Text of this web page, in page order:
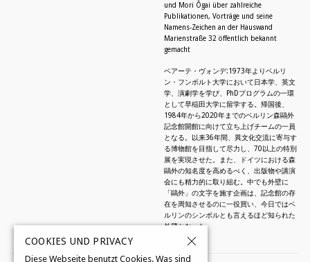
und Mori Ôgai über zahlreiche
Publikationen, Vorträge und seine
Namens-Zeichen an der Hauswand
Marienstraße 32 öffentlich bekannt
gemacht
ベアーテ・ヴォンデ:1973年よりベルリ
ン・フンボルト大学において日本学、英文
学、演劇学を学び、PhDプログラムの一環
として早稲田大学に留学する。帰国後、
1984年から2020年までのベルリン森鷗外
記念館開館に向けて立ち上げチームの一員
となる。以来36年間、異文化交流に寄与す
る博物館を目指して尽力し、70以上の特別
展を実現させた。また、ドイツにおける森
鷗外の知名度を高めるべく、出版物や講演
会にも精力的に取り組む。中でも外壁に
「鷗外」の文字を施す企画は、記念館の存
在を周知させるのに一役買い、今日ではベ
ルリンのシンボルとも言えるほど知られた
外壁となった。
COOKIES UND PRIVACY
Diese Webseite benutzt Cookies. Was sind